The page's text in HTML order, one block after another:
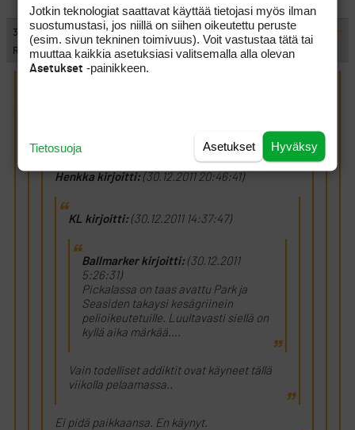
30.12.2011 23:15:00 #435488 ILMOITA ASIATON VIESTI
Rauski
Henkka kirjoitti:(30.12.2011 20:46:41)
KL kirjoitti:(30.12.2011 14:37:47)
Ballmarker kirjoitti:(30.12.2011
5:26:31)
Pickalassa on taas avattu Park ja
Seasiden takaysi kesägriinein
pelioikeutetuille. Luultavasti siellä on
kyllä aika märkää….
Vain todelliset addiktit ovat käyneet tällä
viikolla pelaamassa..
Ei pidä paikkaansa. En käynyt.
Jotkin teknologiat saattavat käyttää tietojasi myös ilman
suostumustasi, jos niillä on siihen oikeutettu peruste
(esim. sivun tekninen toimivuus). Voit vastustaa tätä tai
muuttaa kaikkia asetuksiasi valitsemalla alla olevan
Asetukset -painikkeen.
Hyväksy
Asetukset
Tietosuoja